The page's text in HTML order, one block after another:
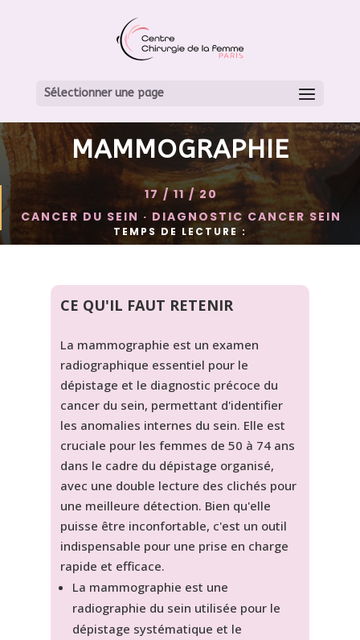
Sélectionner une page
DIAGNOSTIC ET
MAMMOGRAPHIE
17 / 11 / 20
CANCER DU SEIN · DIAGNOSTIC CANCER SEIN
TEMPS DE LECTURE :
CE QU'IL FAUT RETENIR
La mammographie est un examen
radiographique essentiel pour le
dépistage et le diagnostic précoce du
cancer du sein, permettant d'identifier
les anomalies internes du sein. Elle est
cruciale pour les femmes de 50 à 74 ans
dans le cadre du dépistage organisé,
avec une double lecture des clichés pour
une meilleure détection. Bien qu'elle
puisse être inconfortable, c'est un outil
indispensable pour une prise en charge
rapide et efficace.
La mammographie est une
radiographie du sein utilisée pour le
dépistage systématique et le